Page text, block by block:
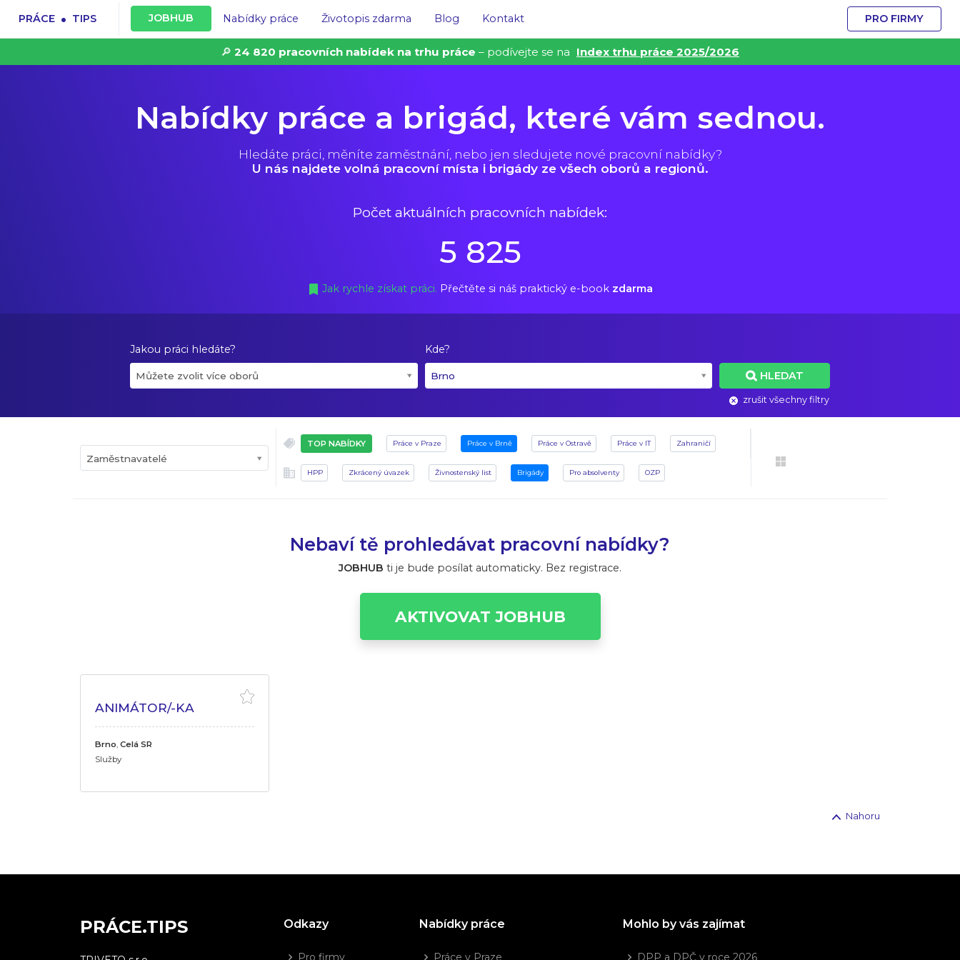
PRÁCE . TIPS JOBHUB Nabídky práce Životopis zdarma Blog Kontakt PRO FIRMY
🔎 24 820 pracovních nabídek na trhu práce – podívejte se na Index trhu práce 2025/2026
Nabídky práce a brigád, které vám sednou.
Hledáte práci, měníte zaměstnání, nebo jen sledujete nové pracovní nabídky?
U nás najdete volná pracovní místa i brigády ze všech oborů a regionů.
Počet aktuálních pracovních nabídek:
5 825
Jak rychle získat práci. Přečtěte si náš praktický e-book zdarma
Jakou práci hledáte?
Můžete zvolit více oborů
Kde?
Brno HLEDAT
zrušit všechny filtry
Zaměstnavatelé
TOP NABÍDKY Práce v Praze Práce v Brně Práce v Ostravě Práce v IT Zahraničí
HPP Zkrácený úvazek Živnostenský list Brigády Pro absolventy OZP
Nebaví tě prohledávat pracovní nabídky?
JOBHUB ti je bude posílat automaticky. Bez registrace.
AKTIVOVAT JOBHUB
ANIMÁTOR/-KA
Brno, Celá SR
Služby
Nahoru
PRÁCE.TIPS Odkazy
Pro firmy
Nabídky práce
Práce v Praze
Mohlo by vás zajímat
DPP a DPČ v roce 2026